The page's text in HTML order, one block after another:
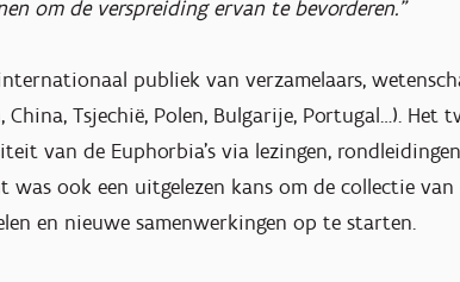
om de verspreiding ervan te bevorderen.”
publiek van verzamelaars,
China, Tsjechië, Polen, Bulgarije, Portugal…). Het
van de Euphorbia’s via lezingen,
was ook een uitgelezen kans om de collectie
en nieuwe samenwerkingen op te starten.